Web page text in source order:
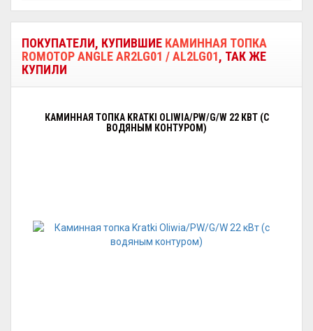
ПОКУПАТЕЛИ, КУПИВШИЕ КАМИННАЯ ТОПКА
ROMOTOP ANGLE AR2LG01 / AL2LG01, ТАК ЖЕ
КУПИЛИ
КАМИННАЯ ТОПКА KRATKI OLIWIA/PW/G/W 22 КВТ (С
ВОДЯНЫМ КОНТУРОМ)